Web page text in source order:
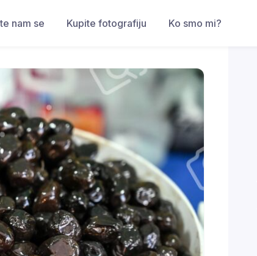
nam se Kupite fotografiju Ko smo mi?